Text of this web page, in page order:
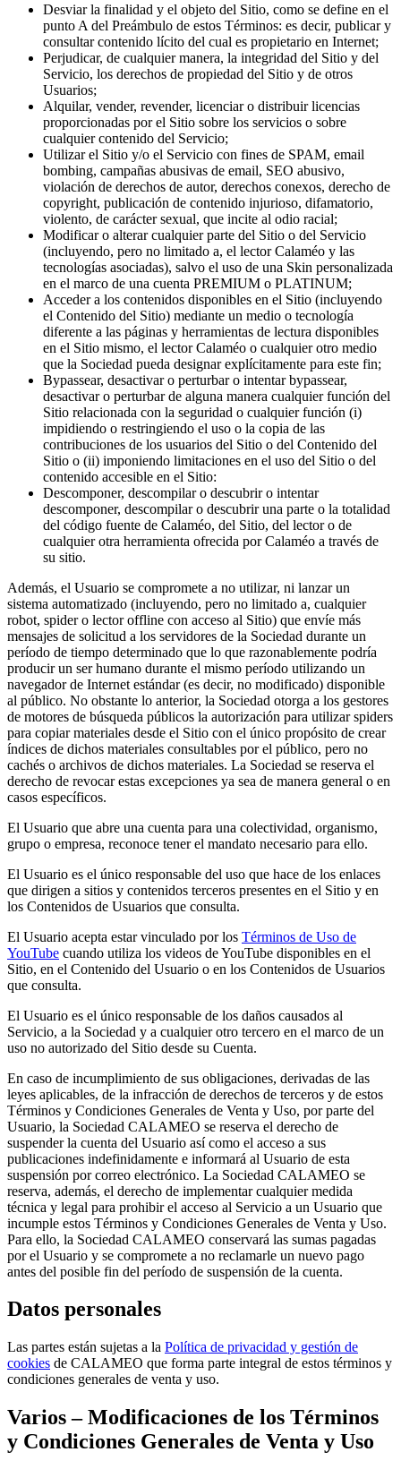
Desviar la finalidad y el objeto del Sitio, como se define en el
punto A del Preámbulo de estos Términos: es decir, publicar y
consultar contenido lícito del cual es propietario en Internet;
Perjudicar, de cualquier manera, la integridad del Sitio y del
Servicio, los derechos de propiedad del Sitio y de otros
Usuarios;
Alquilar, vender, revender, licenciar o distribuir licencias
proporcionadas por el Sitio sobre los servicios o sobre
cualquier contenido del Servicio;
Utilizar el Sitio y/o el Servicio con fines de SPAM, email
bombing, campañas abusivas de email, SEO abusivo,
violación de derechos de autor, derechos conexos, derecho de
copyright, publicación de contenido injurioso, difamatorio,
violento, de carácter sexual, que incite al odio racial;
Modificar o alterar cualquier parte del Sitio o del Servicio
(incluyendo, pero no limitado a, el lector Calaméo y las
tecnologías asociadas), salvo el uso de una Skin personalizada
en el marco de una cuenta PREMIUM o PLATINUM;
Acceder a los contenidos disponibles en el Sitio (incluyendo
el Contenido del Sitio) mediante un medio o tecnología
diferente a las páginas y herramientas de lectura disponibles
en el Sitio mismo, el lector Calaméo o cualquier otro medio
que la Sociedad pueda designar explícitamente para este fin;
Bypassear, desactivar o perturbar o intentar bypassear,
desactivar o perturbar de alguna manera cualquier función del
Sitio relacionada con la seguridad o cualquier función (i)
impidiendo o restringiendo el uso o la copia de las
contribuciones de los usuarios del Sitio o del Contenido del
Sitio o (ii) imponiendo limitaciones en el uso del Sitio o del
contenido accesible en el Sitio:
Descomponer, descompilar o descubrir o intentar
descomponer, descompilar o descubrir una parte o la totalidad
del código fuente de Calaméo, del Sitio, del lector o de
cualquier otra herramienta ofrecida por Calaméo a través de
su sitio.
Además, el Usuario se compromete a no utilizar, ni lanzar un
sistema automatizado (incluyendo, pero no limitado a, cualquier
robot, spider o lector offline con acceso al Sitio) que envíe más
mensajes de solicitud a los servidores de la Sociedad durante un
período de tiempo determinado que lo que razonablemente podría
producir un ser humano durante el mismo período utilizando un
navegador de Internet estándar (es decir, no modificado) disponible
al público. No obstante lo anterior, la Sociedad otorga a los gestores
de motores de búsqueda públicos la autorización para utilizar spiders
para copiar materiales desde el Sitio con el único propósito de crear
índices de dichos materiales consultables por el público, pero no
cachés o archivos de dichos materiales. La Sociedad se reserva el
derecho de revocar estas excepciones ya sea de manera general o en
casos específicos.
El Usuario que abre una cuenta para una colectividad, organismo,
grupo o empresa, reconoce tener el mandato necesario para ello.
El Usuario es el único responsable del uso que hace de los enlaces
que dirigen a sitios y contenidos terceros presentes en el Sitio y en
los Contenidos de Usuarios que consulta.
El Usuario acepta estar vinculado por los Términos de Uso de
YouTube cuando utiliza los videos de YouTube disponibles en el
Sitio, en el Contenido del Usuario o en los Contenidos de Usuarios
que consulta.
El Usuario es el único responsable de los daños causados al
Servicio, a la Sociedad y a cualquier otro tercero en el marco de un
uso no autorizado del Sitio desde su Cuenta.
En caso de incumplimiento de sus obligaciones, derivadas de las
leyes aplicables, de la infracción de derechos de terceros y de estos
Términos y Condiciones Generales de Venta y Uso, por parte del
Usuario, la Sociedad CALAMEO se reserva el derecho de
suspender la cuenta del Usuario así como el acceso a sus
publicaciones indefinidamente e informará al Usuario de esta
suspensión por correo electrónico. La Sociedad CALAMEO se
reserva, además, el derecho de implementar cualquier medida
técnica y legal para prohibir el acceso al Servicio a un Usuario que
incumple estos Términos y Condiciones Generales de Venta y Uso.
Para ello, la Sociedad CALAMEO conservará las sumas pagadas
por el Usuario y se compromete a no reclamarle un nuevo pago
antes del posible fin del período de suspensión de la cuenta.
Datos personales
Las partes están sujetas a la Política de privacidad y gestión de
cookies de CALAMEO que forma parte integral de estos términos y
condiciones generales de venta y uso.
Varios – Modificaciones de los Términos
y Condiciones Generales de Venta y Uso